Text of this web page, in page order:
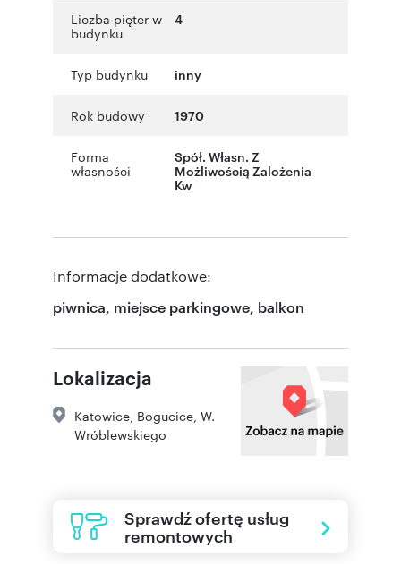
Liczba pięter w
budynku
4
Typ budynku inny
Rok budowy 1970
Forma
własności
Spół. Własn. Z
Możliwością Zalożenia
Kw
Informacje dodatkowe:
piwnica, miejsce parkingowe, balkon
Lokalizacja
Katowice Bogucice W.
Wróblewskiego
Sprawdź ofertę usług
remontowych